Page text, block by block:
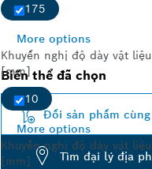
175
More options
Khuyến nghị độ dày vật
[mm]
10
More options
Khuyến nghị độ dày vật
[mm]
Biến thể đã chọn
Đổi sản phẩm
Tìm đại lý địa